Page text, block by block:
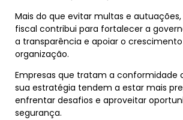
Mais do que evitar multas e
fiscal contribui para fortalecer a
a transparência e apoiar o
organização.
Empresas que tratam a conformidade
sua estratégia tendem a estar mais
enfrentar desafios e aproveitar
segurança.